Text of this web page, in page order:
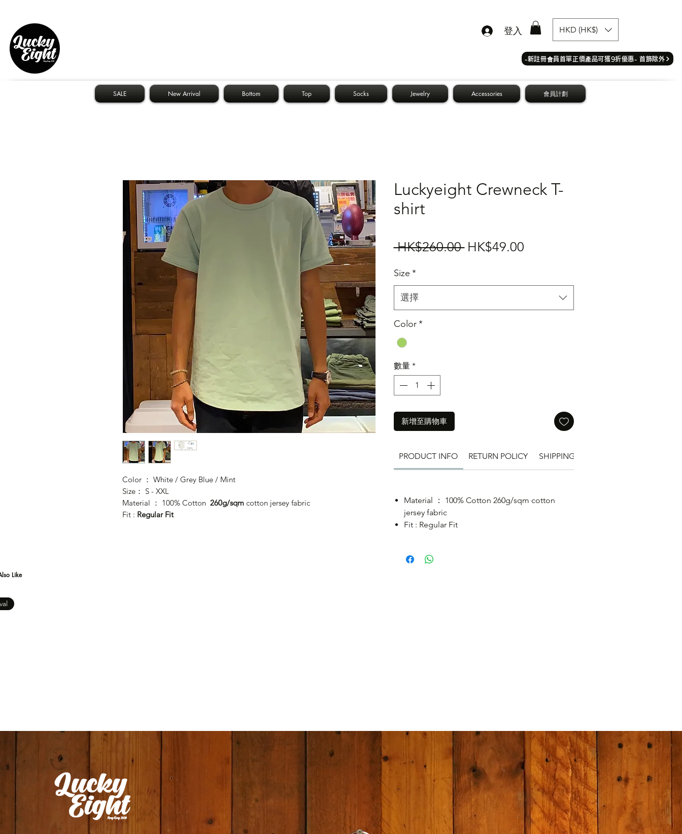
登入 HKD (HK$)
​-新註冊會員首單正價產品可獲9折優惠- 首飾除外
SALE New Arrival Bottom Top Socks Jewelry Accessories 會員計劃
Color ： White / Grey Blue / Mint
Size： S - XXL
Material ： 100% Cotton 260g/sqm cotton jersey fabric
Fit : Regular Fit
Luckyeight Crewneck T-
shirt
HK$260.00 一
HK$49.00促
Size *
選擇
Color *
數量 *
新增至購物車
PRODUCT INFO RETURN POLICY SHIPPING INFO
Material ： 100% Cotton 260g/sqm cotton
jersey fabric
Fit : Regular Fit
Like